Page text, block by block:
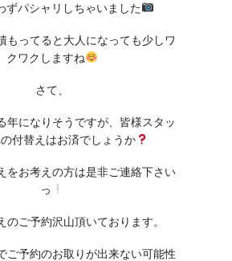
ずパシャリしちゃいました
もってると大人になっても少しワ
クワクしますね
さて、
年になりそうですが、皆様スタッ
の付替えはお済でしょうか
をお考えの方は是非ご連絡下さい
っ
のご予約沢山頂いております。
ご予約のお取りが出来ない可能性